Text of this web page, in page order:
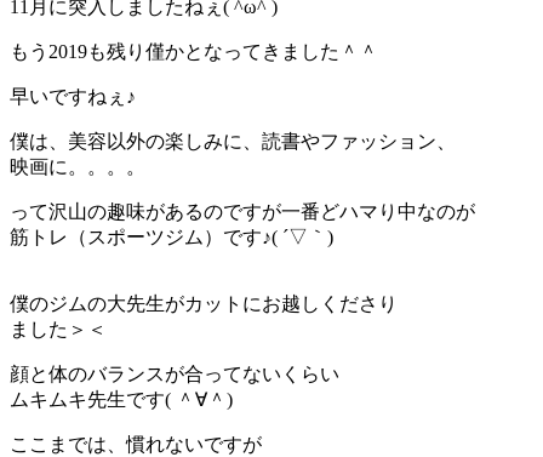
11月に突入しましたねぇ( ^ω^ )
もう2019も残り僅かとなってきました＾＾
早いですねぇ♪
僕は、美容以外の楽しみに、読書やファッション、
映画に。。。。
って沢山の趣味があるのですが一番どハマり中なのが
筋トレ（スポーツジム）です♪( ´▽｀)
僕のジムの大先生がカットにお越しくださり
ました＞＜
顔と体のバランスが合ってないくらい
ムキムキ先生です( ＾∀＾)
ここまでは、慣れないですが